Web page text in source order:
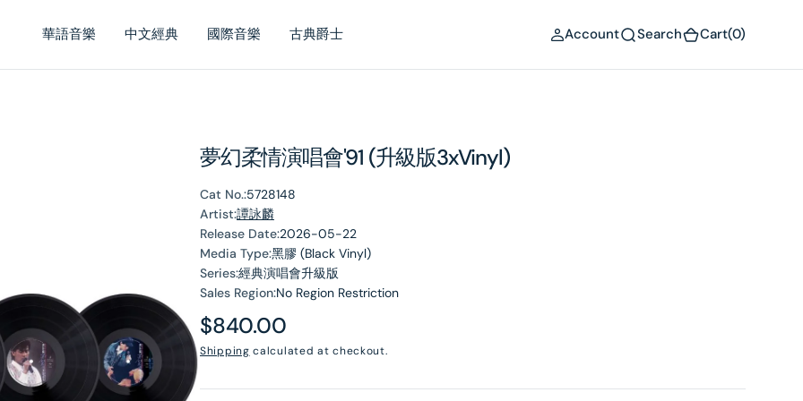
華語音樂 中文經典 國際音樂 古典爵士 Account Search Cart(0)
夢幻柔情演唱會'91 (升級版3xVinyl)
Cat No.:5728148
Artist:譚詠麟
Release Date:2026-05-22
Media Type:黑膠 (Black Vinyl)
Series:經典演唱會升級版
Sales Region:No Region Restriction
Regular
price
$840.00
Shipping calculated at checkout.